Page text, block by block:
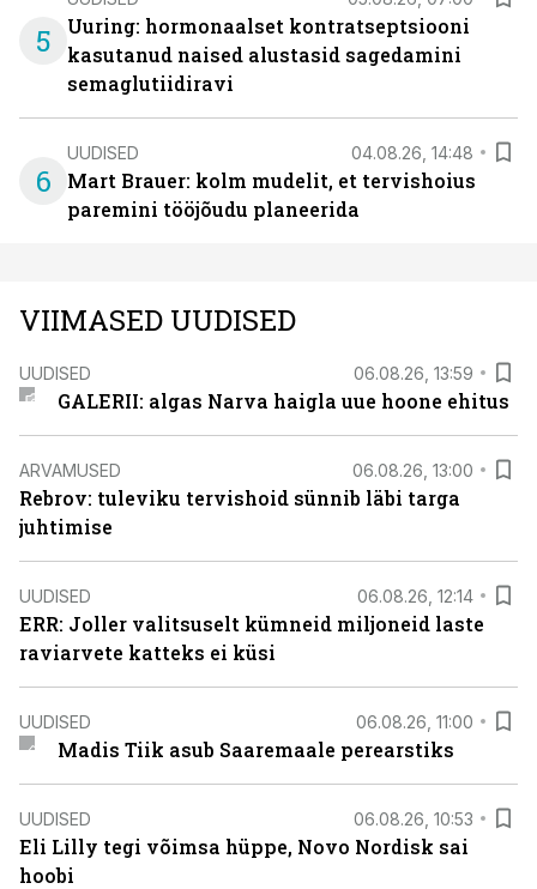
5
Uuring: hormonaalset kontratseptsiooni
kasutanud naised alustasid sagedamini
semaglutiidiravi
6
UUDISED 04.08.26, 14:48
Mart Brauer: kolm mudelit, et tervishoius
paremini tööjõudu planeerida
VIIMASED UUDISED
UUDISED 06.08.26, 13:59
GALERII: algas Narva haigla uue hoone ehitus
ARVAMUSED 06.08.26, 13:00
Rebrov: tuleviku tervishoid sünnib läbi targa
juhtimise
UUDISED 06.08.26, 12:14
ERR: Joller valitsuselt kümneid miljoneid laste
raviarvete katteks ei küsi
UUDISED 06.08.26, 11:00
Madis Tiik asub Saaremaale perearstiks
UUDISED 06.08.26, 10:53
Eli Lilly tegi võimsa hüppe, Novo Nordisk sai
hoobi